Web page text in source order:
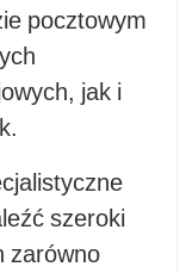
pocztowym
jak i
szeroki
zarówno